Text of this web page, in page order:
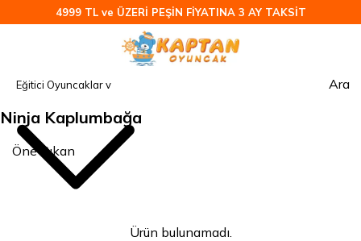
4999 TL ve ÜZERİ PEŞİN FİYATINA 3 AY TAKSİT
Ara
Ninja Kaplumbağa
Ürün bulunamadı.